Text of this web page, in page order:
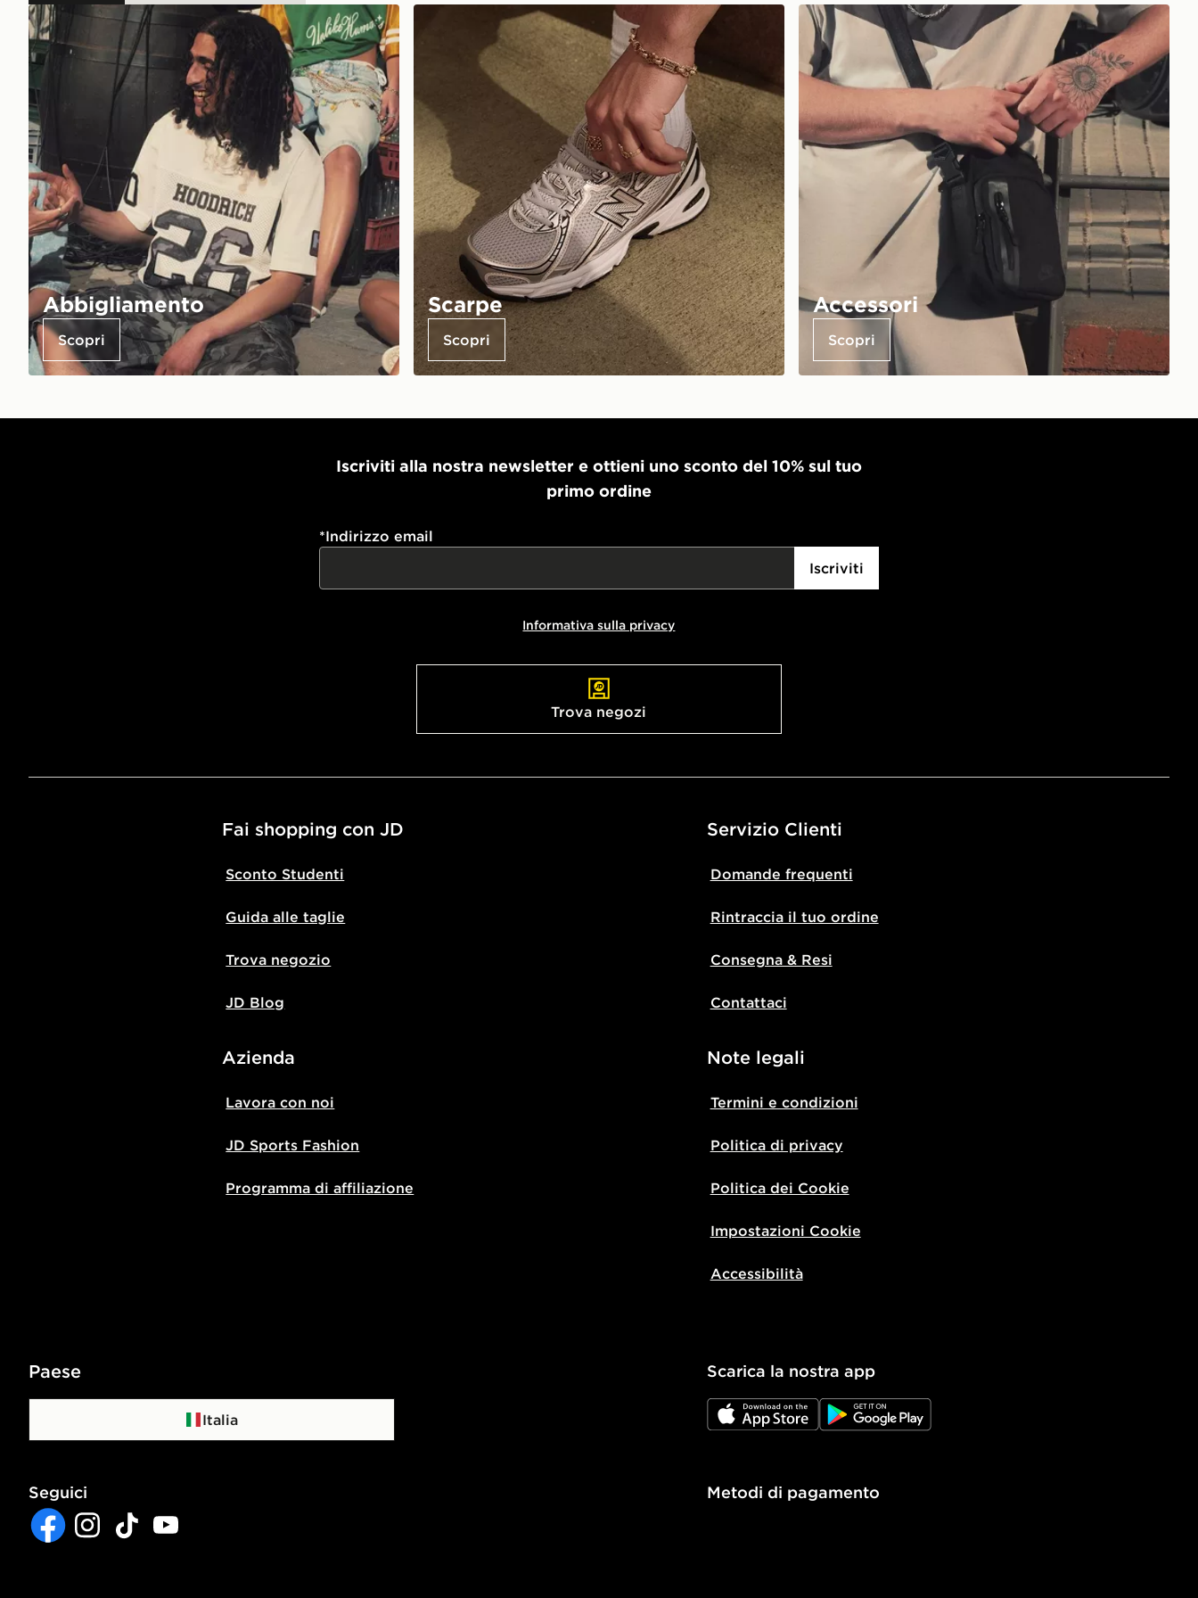
Abbigliamento
Scopri
Scarpe
Scopri
Accessori
Scopri
Iscriviti alla nostra newsletter e ottieni uno sconto del 10% sul tuo
primo ordine
*Indirizzo email
Iscriviti
Informativa sulla privacy
Trova negozi
Fai shopping con JD
Sconto Studenti
Guida alle taglie
Trova negozio
JD Blog
Servizio Clienti
Domande frequenti
Rintraccia il tuo ordine
Consegna & Resi
Contattaci
Azienda
Lavora con noi
JD Sports Fashion
Programma di affiliazione
Note legali
Termini e condizioni
Politica di privacy
Politica dei Cookie
Impostazioni Cookie
Accessibilità
Paese
Italia
Scarica la nostra app
JD App Store JD Google Play
Seguici Metodi di pagamento